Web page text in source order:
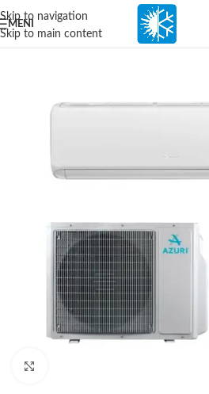
content
Skip to navigation
Skip to main content
MENI